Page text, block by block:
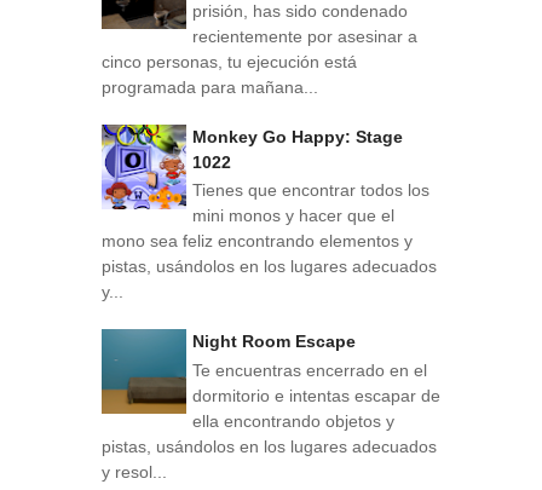
prisión, has sido condenado
recientemente por asesinar a
cinco personas, tu ejecución está
programada para mañana...
Monkey Go Happy: Stage
1022
Tienes que encontrar todos los
mini monos y hacer que el
mono sea feliz encontrando elementos y
pistas, usándolos en los lugares adecuados
y...
Night Room Escape
Te encuentras encerrado en el
dormitorio e intentas escapar de
ella encontrando objetos y
pistas, usándolos en los lugares adecuados
y resol...